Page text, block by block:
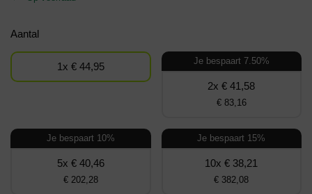
Aantal
1x € 44,95 Je bespaart 7.50%
2x € 41,58
€ 83,16
Je bespaart 10%
5x € 40,46
€ 202,28
Je bespaart 15%
10x € 38,21
€ 382,08